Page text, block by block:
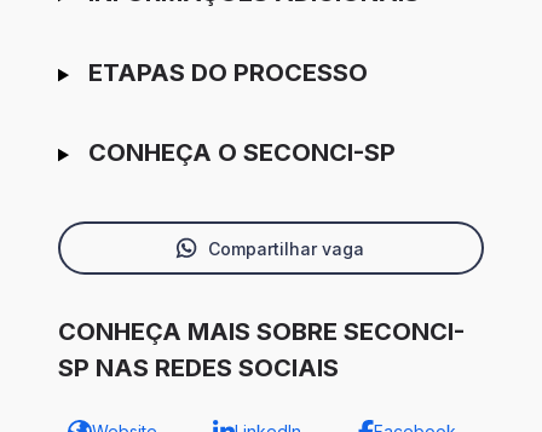
ETAPAS DO PROCESSO
CONHEÇA O SECONCI-SP
Compartilhar vaga
CONHEÇA MAIS SOBRE SECONCI-
SP NAS REDES SOCIAIS